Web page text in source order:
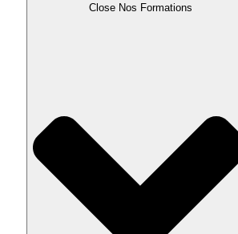
Close Nos Formations